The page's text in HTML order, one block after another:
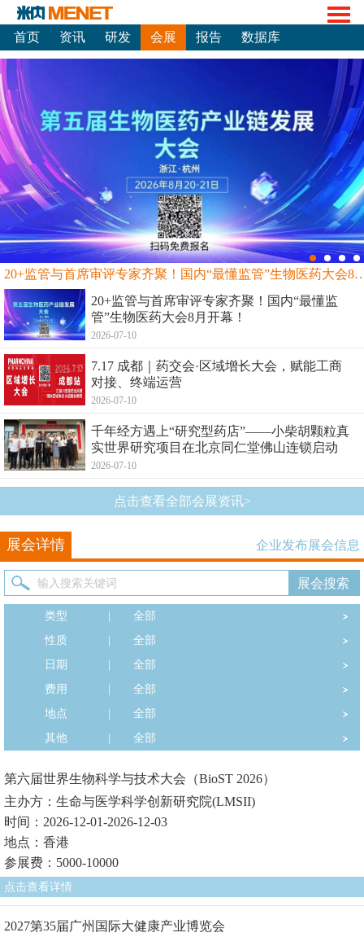
首页 资讯 研发 会展 报告 数据库
20+监管与首席审评专家齐聚！国内“最
20+监管与首席审评专家齐聚！国内“最懂监
管”生物医药大会8月开幕！
2026-07-10
7.17 成都｜药交会·区域增长大会，赋能工商
对接、终端运营
2026-07-10
千年经方遇上“研究型药店”——小柴胡颗粒真
实世界研究项目在北京同仁堂佛山连锁启动
2026-07-10
点击查看全部会展资讯>
展会详情 企业发布展会信息
类型
全部
性质
全部
日期
全部
费用
全部
地点
全部
其他
全部
第六届世界生物科学与技术大会（BioST 2026）
主办方：生命与医学科学创新研究院(LMSII)
时间：2026-12-01-2026-12-03
地点：香港
参展费：5000-10000
点击查看详情
2027第35届广州国际大健康产业博览会